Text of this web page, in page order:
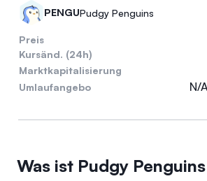
PENGUPudgy Penguins
Preis
Kursänd. (24h)
Marktkapitalisierung
Umlaufangebo N/
Was ist Pudgy